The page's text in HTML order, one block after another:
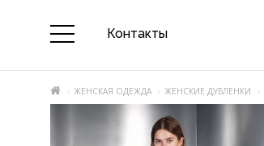
Контакты
ЖЕНСКАЯ ОДЕЖДА ЖЕНСКИЕ ДУБЛЕНКИ